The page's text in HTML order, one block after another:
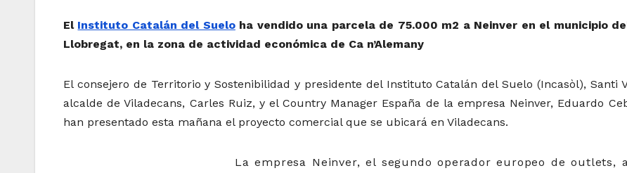
El Instituto Catalán del Sueloha vendido una parcela de 75.000 m2 a Neinver en el municipio
Llobregat, en la zona de actividad económica de Ca n’Alemany
El consejero de Territorio y Sostenibilidad y presidente del Instituto Catalán del Suelo (Incasòl), Santi
alcalde de Viladecans, Carles Ruiz, y el Country Manager España de la empresa Neinver, Eduardo
han presentado esta mañana el proyecto comercial que se ubicará en Viladecans.
La empresa Neinver, el segundo operador europeo de outlets,